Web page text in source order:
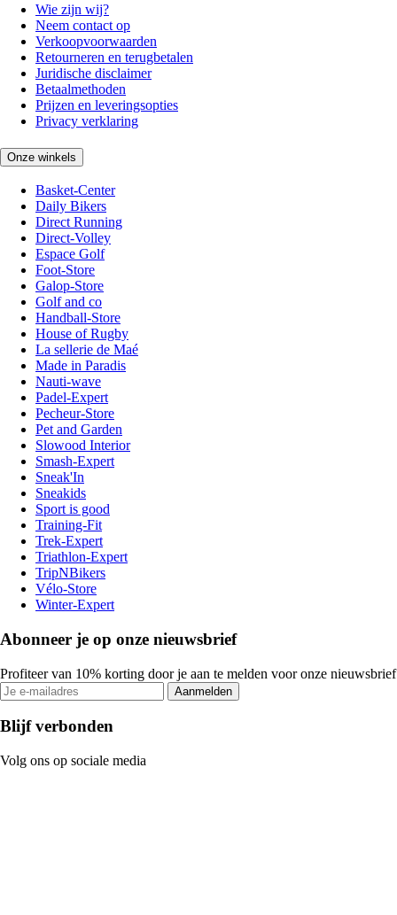
Wie zijn wij?
Neem contact op
Verkoopvoorwaarden
Retourneren en terugbetalen
Juridische disclaimer
Betaalmethoden
Prijzen en leveringsopties
Privacy verklaring
Onze winkels
Basket-Center
Daily Bikers
Direct Running
Direct-Volley
Espace Golf
Foot-Store
Galop-Store
Golf and co
Handball-Store
House of Rugby
La sellerie de Maé
Made in Paradis
Nauti-wave
Padel-Expert
Pecheur-Store
Pet and Garden
Slowood Interior
Smash-Expert
Sneak'In
Sneakids
Sport is good
Training-Fit
Trek-Expert
Triathlon-Expert
TripNBikers
Vélo-Store
Winter-Expert
Abonneer je op onze nieuwsbrief
Profiteer van 10% korting door je aan te melden voor onze nieuwsbrief
Aanmelden
Blijf verbonden
Volg ons op sociale media